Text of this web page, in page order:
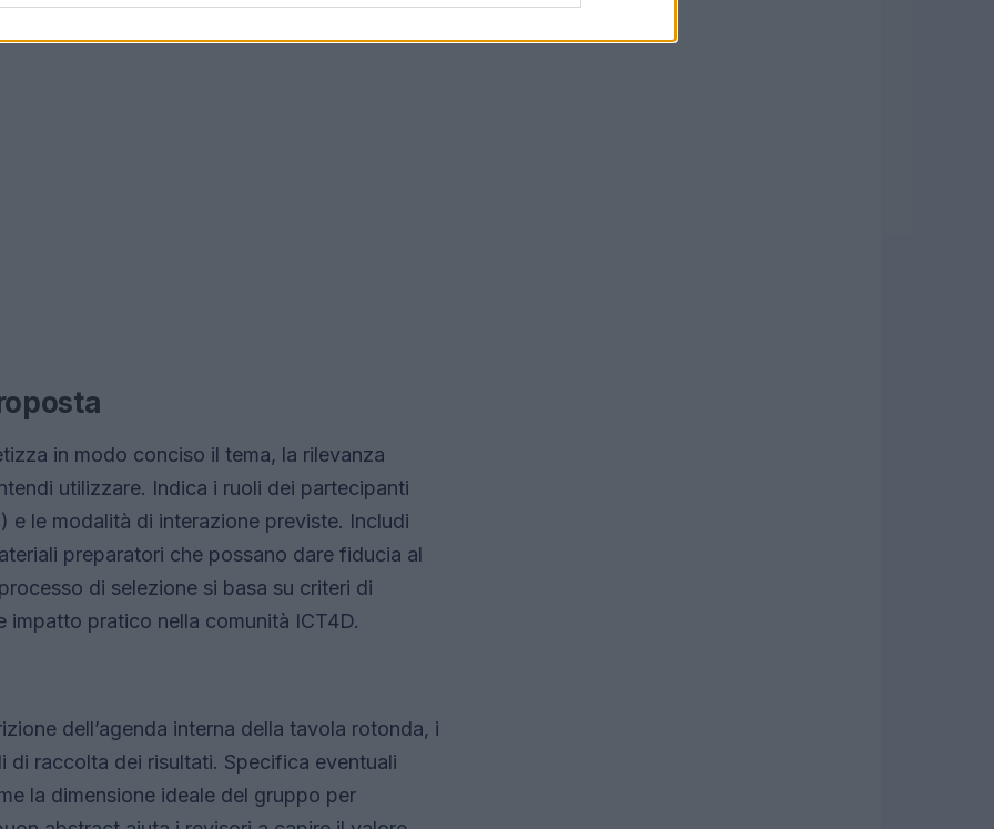
in modo conciso il tema, la rilevanza
utilizzare. Indica i ruoli dei partecipanti
le modalità di interazione previste. Includi
preparatori che possano dare fiducia al
di selezione si basa su criteri di
impatto pratico nella comunità ICT4D.
dell’agenda interna della tavola rotonda, i
di raccolta dei risultati. Specifica eventuali
la dimensione ideale del gruppo per